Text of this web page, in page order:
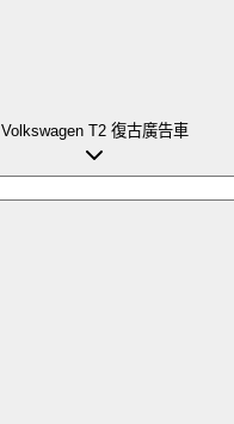
Volkswagen T2 復古廣告車